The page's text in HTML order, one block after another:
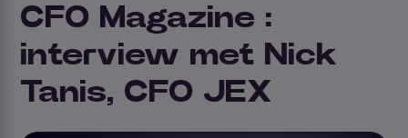
CFO Magazine :
interview met Nick
Tanis, CFO JEX